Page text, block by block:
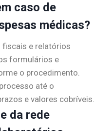
caso de
médicas?
fiscais e relatórios
formulários e
o procedimento.
até o
e valores cobríveis.
da rede